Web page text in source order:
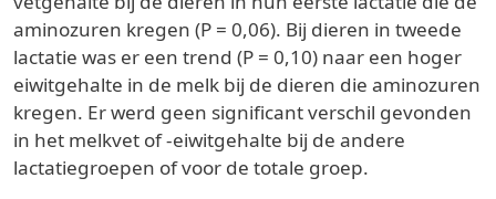
aminozuren kregen (P = 0,06). Bij dieren in tweede
lactatie was er een trend (P = 0,10) naar een hoger
eiwitgehalte in de melk bij de dieren die aminozuren
kregen. Er werd geen significant verschil gevonden
in het melkvet of -eiwitgehalte bij de andere
lactatiegroepen of voor de totale groep.